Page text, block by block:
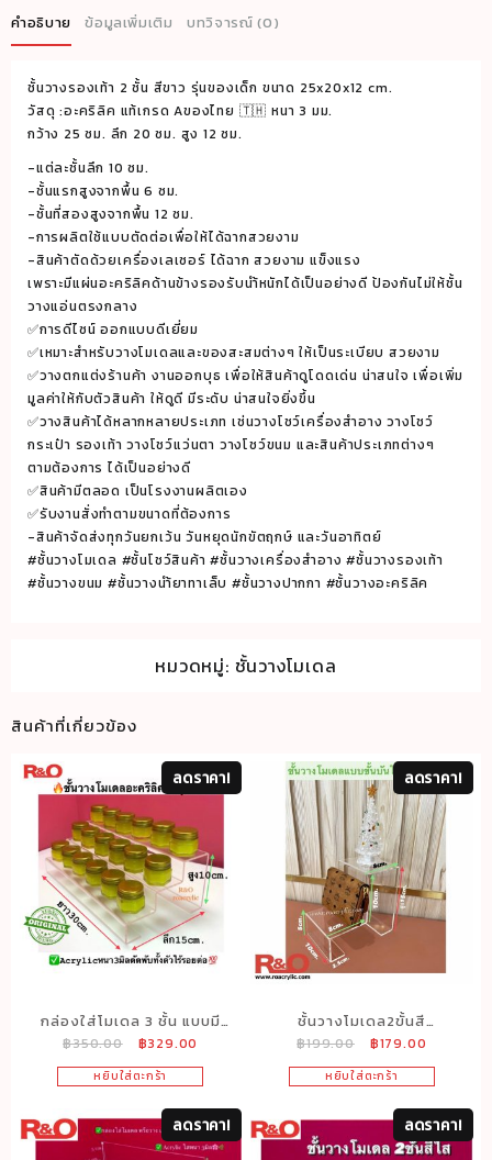
รองเท้า
2
สี
ขาว
รุ่น
ของ
เด็ก
ขนาด
25x20x12
cm.
ชิ้น
คำอธิบาย ข้อมูลเพิ่มเติม บทวิจารณ์ (0)
ชั้นวางรองเท้า 2 ชั้น สีขาว รุ่นของเด็ก ขนาด 25x20x12 cm.
วัสดุ :อะคริลิค แท้เกรด Aของไทย 🇹🇭 หนา 3 มม.
กว้าง 25 ซม. ลึก 20 ซม. สูง 12 ซม.
-แต่ละชั้นลึก 10 ซม.
-ชั้นแรกสูงจากพื้น 6 ซม.
-ชั้นที่สองสูงจากพื้น 12 ซม.
-การผลิตใช้แบบตัดต่อเพื่อให้ได้ฉากสวยงาม
-สินค้าตัดด้วยเครื่องเลเซอร์ ได้ฉาก สวยงาม แข็งแรง
เพราะมีแผ่นอะคริลิคด้านข้างรองรับนำ้หนักได้เป็นอย่างดี ป้องกันไม่ให้ชั้น
วางแอ่นตรงกลาง
✅การดีไซน์ ออกแบบดีเยี่ยม
✅เหมาะสำหรับวางโมเดลและของสะสมต่างๆ ให้เป็นระเบียบ สวยงาม
✅วางตกแต่งร้านค้า งานออกบุธ เพื่อให้สินค้าดูโดดเด่น น่าสนใจ เพื่อเพิ่ม
มูลค่าให้กับตัวสินค้า ให้ดูดี มีระดับ น่าสนใจยิ่งขึ้น
✅วางสินค้าได้หลากหลายประเภท เช่นวางโชว์เครื่องสำอาง วางโชว์
กระเป๋า รองเท้า วางโชว์แว่นตา วางโชว์ขนม และสินค้าประเภทต่างๆ
ตามต้องการ ได้เป็นอย่างดี
✅สินค้ามีตลอด เป็นโรงงานผลิตเอง
✅รับงานสั่งทำตามขนาดที่ต้องการ
-สินค้าจัดส่งทุกวันยกเว้น วันหยุดนักขัตฤกษ์ และวันอาทิตย์
#ชั้นวางโมเดล #ชั้นโชว์สินค้า #ชั้นวางเครื่องสำอาง #ชั้นวางรองเท้า
#ชั้นวางขนม #ชั้นวางนำ้ยาทาเล็บ #ชั้นวางปากกา #ชั้นวางอะคริลิค
หมวดหมู่: ชั้นวางโมเดล
สินค้าที่เกี่ยวข้อง
ลดราคา!
กล่องใส่โมเดล 3 ชั้น แบบมี
กันตก ขนาด 30x15x10 cm.
฿350.00
Original
price
was:
฿350.00.
฿329.00
price
is:
฿329.00.
หยิบใส่ตะกร้า
ลดราคา!
ชั้นวางโมเดล2ขั้นสี
ใส10x16x15cm.
฿199.00
Original
price
was:
฿199.00.
฿179.00
price
is:
฿179.00.
หยิบใส่ตะกร้า
ลดราคา! ลดราคา!